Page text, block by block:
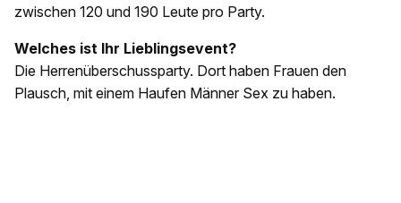
zwischen 120 und 190 Leute pro Party.
Welches ist Ihr Lieblingsevent?
Die Herrenüberschussparty. Dort haben Frauen den
Plausch, mit einem Haufen Männer Sex zu haben.